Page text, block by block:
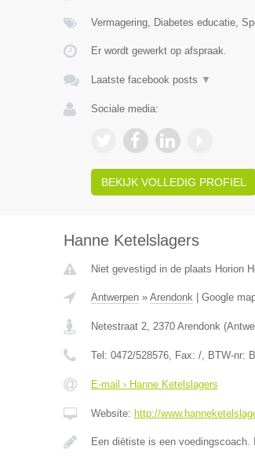
Vermagering, Diabetes educatie,
Er wordt gewerkt op afspraak.
Laatste facebook posts ▼
Sociale media:
BEKIJK VOLLEDIG PROFIEL
Hanne Ketelslagers
Niet gevestigd in de plaats Horion
Antwerpen» Arendonk| Google
Netestraat 2, 2370 Arendonk(
Tel: 0472/528576, Fax: /, BTW-nr:
E-mail › Hanne Ketelslagers
Website: http://
Een diëtiste is een